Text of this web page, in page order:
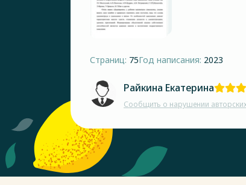
Страниц: 75Год написания: 2023
Райкина Екатерина
Сообщить о нарушении